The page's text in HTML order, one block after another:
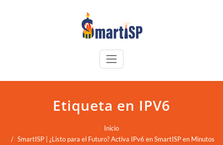
Etiqueta en IPV6
Inicio
SmartISP | ¿Listo para el Futuro? Activa IPv6 en SmartISP en Minutos